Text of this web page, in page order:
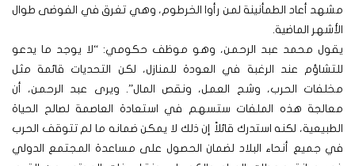
مشهد أعاد الطمأنينة لمن رأوا الخرطوم، وهي تغرق في الفوضى طوال
الأشهر الماضية.
يقول محمد عبد الرحمن، وهو موظف حكومي: “لا يوجد ما يدعو
للتشاؤم عند الرغبة في العودة للمنازل، لكن التحديات قائمة مثل
مخلفات الحرب، وشح العمل، ونقص المال”. ويرى عبد الرحمن، أن
معالجة هذه الملفات ستسهم في استعادة العاصمة لصالح الحياة
الطبيعية، لكنه استدرك قائلاً إن ذلك لا يمكن ضمانه ما لم تتوقف الحرب
في جميع أنحاء البلاد لضمان الحصول على مساعدة المجتمع الدولي